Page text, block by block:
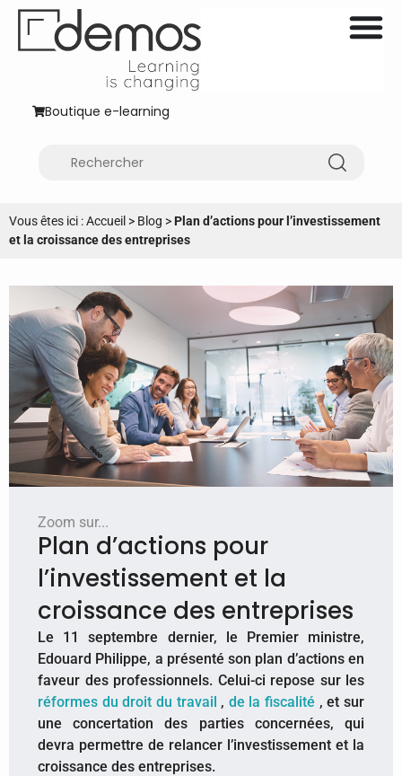
Boutique e-learning
Vous êtes ici :Accueil > Blog >Plan d’actions pour l’investissement
et la croissance des entreprises
Zoom sur...
Plan d’actions pour
l’investissement et la
croissance des entreprises
​Le 11 septembre dernier, le Premier ministre,
Edouard Philippe, a présenté son plan d’actions en
faveur des professionnels. Celui-ci repose sur les
réformes du droit du travail , de la fiscalité , et sur
une concertation des parties concernées, qui
devra permettre de relancer l’investissement et la
croissance des entreprises.